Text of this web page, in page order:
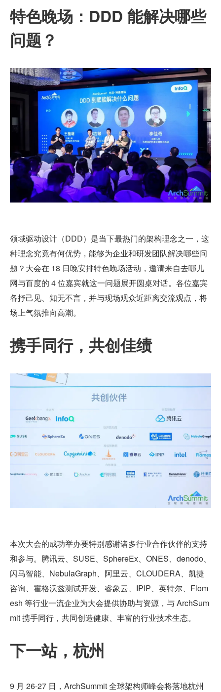
特色晚场：DDD 能解决哪些
问题？
领域驱动设计（DDD）是当下最热门的架构理念之一，这
种理念究竟有何优势，能够为企业和研发团队解决哪些问
题？大会在 18 日晚安排特色晚场活动，邀请来自去哪儿
网与百度的 4 位嘉宾就这一问题展开圆桌对话。各位嘉宾
各抒己见、知无不言，并与现场观众近距离交流观点，将
场上气氛推向高潮。
携手同行，共创佳绩
本次大会的成功举办要特别感谢诸多行业合作伙伴的支持
和参与。腾讯云、SUSE、SphereEx、ONES、denodo、
闪马智能、NebulaGraph、阿里云、CLOUDERA、凯捷
咨询、霍格沃兹测试开发、睿象云、IPIP、英特尔、Flom
esh 等行业一流企业为大会提供协助与资源，与 ArchSum
mit 携手同行，共同创造健康、丰富的行业技术生态。
下一站，杭州
9 月 26-27 日，ArchSummit 全球架构师峰会将落地杭州